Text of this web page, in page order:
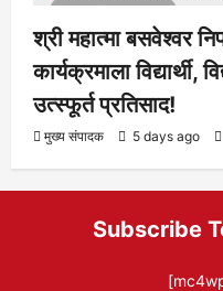
1 minute read
श्री महात्मा बसवेश्वर
कार्यक्रमाला विद्यार्थी,
उत्स्फूर्त प्रतिसाद!
मुख्य संपादक 5 days ago
Subscribe